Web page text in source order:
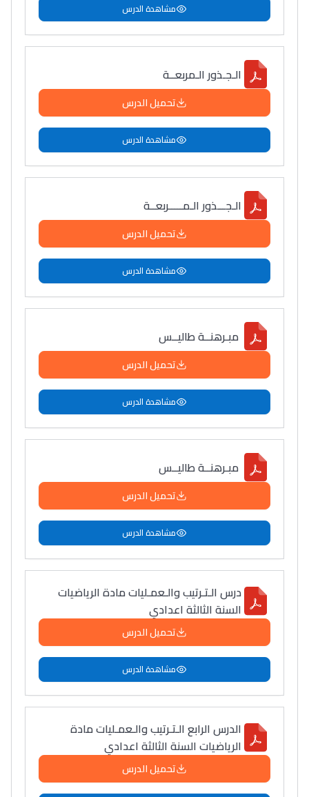
مشاهدة الدرس
الـجـذور الـمربعــة
تحميل الدرس
مشاهدة الدرس
الـجـــذور الـمـــــربعــة
تحميل الدرس
مشاهدة الدرس
مبـرهنــة طاليــس
تحميل الدرس
مشاهدة الدرس
مبـرهنــة طاليــس
تحميل الدرس
مشاهدة الدرس
درس الـتـرتيب والـعمـليات مادة الرياضيات
السنة الثالثة اعدادي
تحميل الدرس
مشاهدة الدرس
الدرس الرابع الـتـرتيب والـعمـليات مادة
الرياضيات السنة الثالثة اعدادي
تحميل الدرس